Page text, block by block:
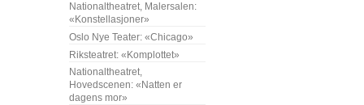
Nationaltheatret, Malersalen:
«Konstellasjoner»
Oslo Nye Teater: «Chicago»
Riksteatret: «Komplottet»
Nationaltheatret,
Hovedscenen: «Natten er
dagens mor»